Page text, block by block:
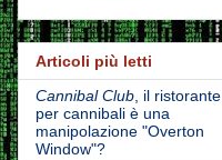
Articoli più letti
Cannibal Club, il ristorante
per cannibali è una
manipolazione "Overton
Window"?